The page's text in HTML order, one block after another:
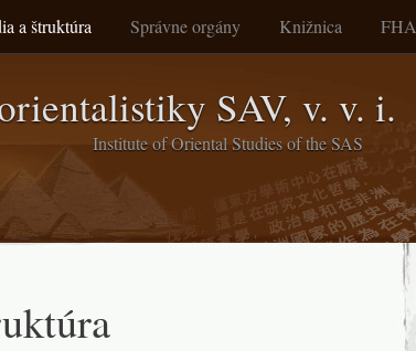
a štruktúra Správne orgány Knižnica FHA
SAV, v. v. i.
Institute of Oriental Studies of the SAS